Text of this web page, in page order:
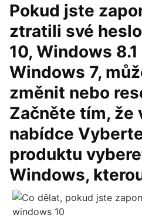
Pokud jste
ztratili své
10, Windows
Windows 7,
změnit nebo
Začněte tím, že
nabídce
produktu
Windows,